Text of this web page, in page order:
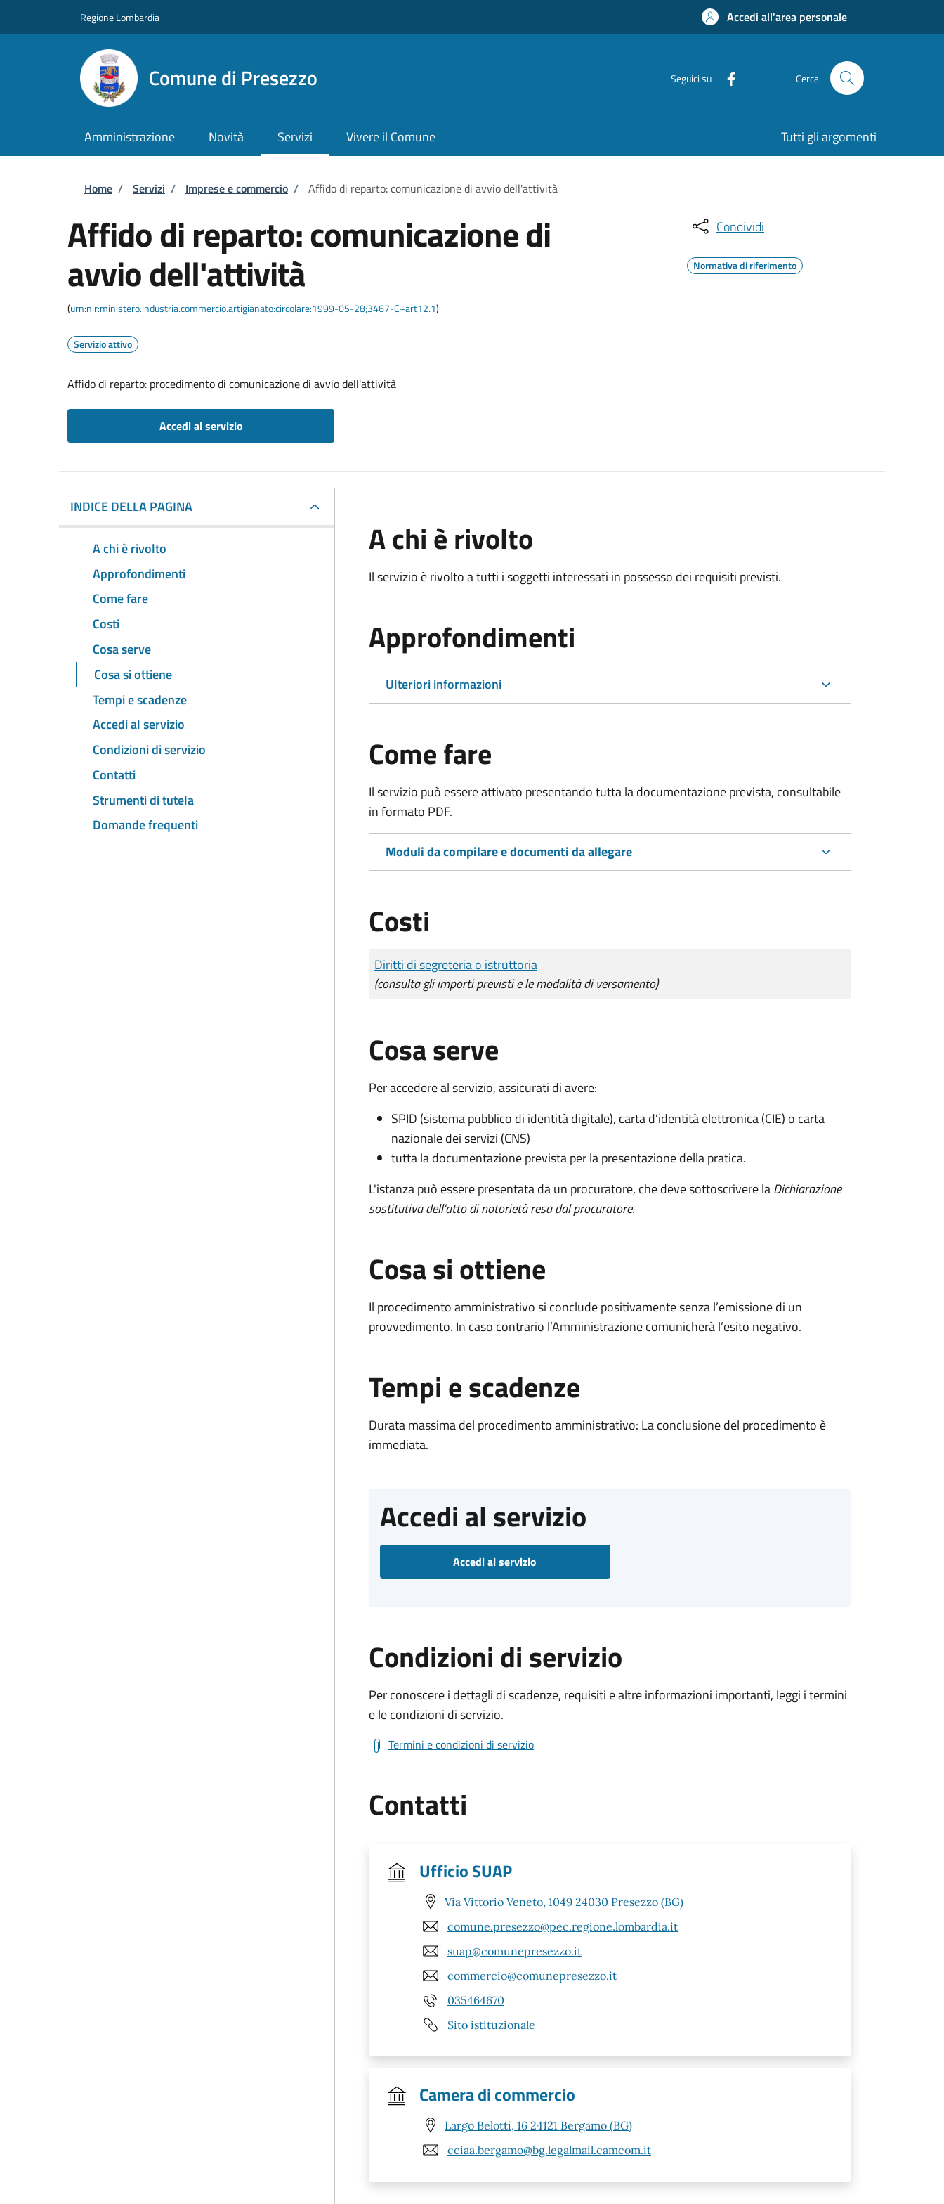
Regione Lombardia Accedi all'area personale
Comune di Presezzo Seguici su Cerca
Amministrazione Novità Servizi Vivere il Comune Tutti gli argomenti
Briciole di pane
Home / Servizi / Imprese e commercio / Affido di reparto: comunicazione di avvio dell'attività
Affido di reparto: comunicazione di
avvio dell'attività
(urn:nir:ministero.industria.commercio.artigianato:circolare:1999-05-28;3467-C~art12.1)
Servizio attivo
Affido di reparto: procedimento di comunicazione di avvio dell'attività
Accedi al servizio
Condividi
Normativa di riferimento
INDICE DELLA PAGINA
A chi è rivolto
Approfondimenti
Come fare
Costi
Cosa serve
Cosa si ottiene
Tempi e scadenze
Accedi al servizio
Condizioni di servizio
Contatti
Strumenti di tutela
Domande frequenti
A chi è rivolto
Il servizio è rivolto a tutti i soggetti interessati in possesso dei requisiti previsti.
Approfondimenti
Ulteriori informazioni
Come fare
Il servizio può essere attivato presentando tutta la documentazione prevista, consultabile
in formato PDF.
Moduli da compilare e documenti da allegare
Costi
Tipo di pagamento
Importo
Diritti di segreteria o istruttoria
(consulta gli importi previsti e le modalità di versamento)
Cosa serve
Per accedere al servizio, assicurati di avere:
SPID (sistema pubblico di identità digitale), carta d’identità elettronica (CIE) o carta
nazionale dei servizi (CNS)
tutta la documentazione prevista per la presentazione della pratica.
L'istanza può essere presentata da un procuratore, che deve sottoscrivere laDichiarazione
sostitutiva dell'atto di notorietà resa dal procuratore.
Cosa si ottiene
Il procedimento amministrativo si conclude positivamente senza l’emissione di un
provvedimento. In caso contrario l’Amministrazione comunicherà l’esito negativo.
Tempi e scadenze
Durata massima del procedimento amministrativo: La conclusione del procedimento è
immediata.
Accedi al servizio
Accedi al servizio
Condizioni di servizio
Per conoscere i dettagli di scadenze, requisiti e altre informazioni importanti, leggi i termini
e le condizioni di servizio.
Termini e condizioni di servizio
Contatti
Ufficio SUAP
Via Vittorio Veneto, 1049 24030 Presezzo (BG)
comune.presezzo@pec.regione.lombardia.it
suap@comunepresezzo.it
commercio@comunepresezzo.it
035464670
Sito istituzionale
Camera di commercio
Largo Belotti, 16 24121 Bergamo (BG)
cciaa.bergamo@bg.legalmail.camcom.it